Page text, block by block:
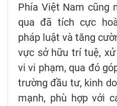
Phía Việt Nam cũng
qua đã tích cực
pháp luật và tăng
vực sở hữu trí tuệ,
vi vi phạm, qua đó
trường đầu tư, kinh
mạnh, phù hợp với